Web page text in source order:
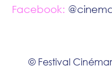
Facebook:
© Festival